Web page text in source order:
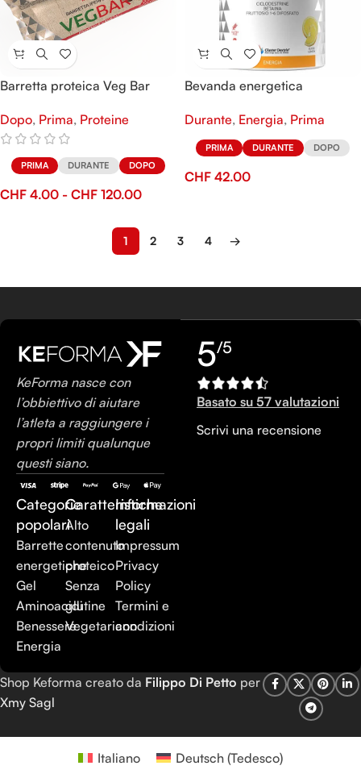
Barretta proteica Veg Bar
Dopo, Prima, Proteine
PRIMA DURANTE DOPO
CHF 4.00 - CHF 120.00
Bevanda energetica
Durante, Energia, Prima
PRIMA DURANTE DOPO
CHF 42.00
1 2 3 4 →
KeForma nasce con
l’obbiettivo di aiutare
l’atleta a raggiungere i
propri limiti qualunque
questi siano.
Categorie
popolari
Barrette
energetiche
Gel
Aminoacidi
Benessere
Energia
Caratteristiche
Alto
contenuto
proteico
Senza
glutine
Vegetariano
Informazioni
legali
Impressum
Privacy
Policy
Termini e
condizioni
5/5
Basato su 57 valutazioni
Scrivi una recensione
Shop Keforma creato da Filippo Di Petto per
Xmy Sagl
Italiano Deutsch (Tedesco)